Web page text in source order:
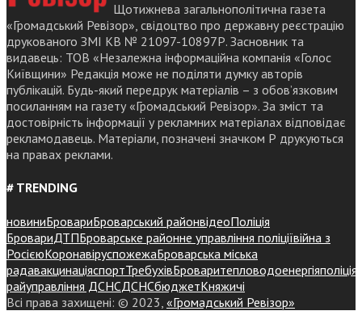
Щотижнева загальнополітична газета
«Громадський Ревізор», свідоцтво про державну реєстрацію
друкованого ЗМІ КВ № 21097-10897Р. Засновник та
видавець: ТОВ «Незалежна інформаційна компанія «Голос
Київщини» Редакція може не поділяти думку авторів
публікацій. Будь-який передрук матеріалів – з обов’язковим
посиланням на газету «Громадський Ревізор». За зміст та
достовірність інформації у рекламних матеріалах відповідає
рекламодавець. Матеріали, позначені значком Р друкуються
на правах реклами.
# TRENDING
новиниБровариБроварський районвідеоПоліція
БровариДТПБроварське районне управління поліціївійна з
РосієюКоронавіруспожежаБроварська міська
радавакцинаціяспортТребухівБроваритепловодоенергіяполіція
райуправління ДСНСДСНСбюджетКняжичі
Всі права захищені: © 2023, «Громадський Ревізор»